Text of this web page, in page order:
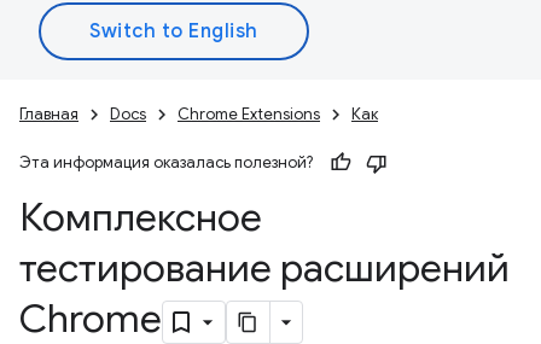
Главная Docs Chrome Extensions Как
Эта информация оказалась полезной?
Комплексное
тестирование расширений
Chrome